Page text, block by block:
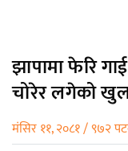
झापामा फेरि
चोरेर लगेको
मंसिर ११, २०८१ / ९७२